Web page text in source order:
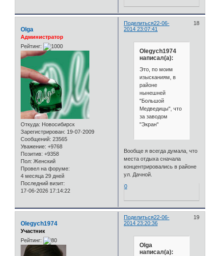
Поделиться 18
22-06-
2014 23:07:41
Olga
Администратор
Рейтинг:
Откуда: Новосибирск
Зарегистрирован: 19-07-2009
Сообщений: 23565
Уважение: +9768
Позитив: +9358
Пол: Женский
Провел на форуме:
4 месяца 29 дней
Последний визит:
17-06-2026 17:14:22
Olegych1974
написал(а):
Это, по моим
изысканиям, в
районе
нынешней
"Большой
Медведицы", что
за заводом
"Экран"
Вообще я всегда думала, что
места отдыха сначала
концентрировались в районе
ул. Дачной.
0
Поделиться 19
22-06-
2014 23:20:36
Olegych1974
Участник
Рейтинг:
Olga
написал(а):